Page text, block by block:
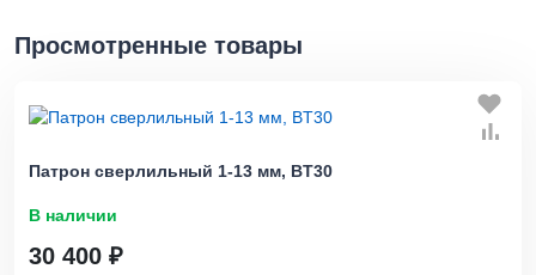
Просмотренные товары
Патрон сверлильный 1-13 мм, BT30
В наличии
30 400 ₽